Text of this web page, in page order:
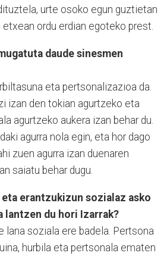
urte osoko egun guztietan
ordu erdian egoteko prest.
daude sinesmen
eta pertsonalizazioa da.
izan den tokian agurtzeko eta
agurtzeko aukera izan behar du.
agurra nola egin, eta hor dago
zuen agurra izan duenaren
saiatu behar dugu.
eta erantzukizun sozialaz asko
lantzen du hori Izarrak?
lana soziala ere badela. Pertsona
hurbila eta pertsonala ematen